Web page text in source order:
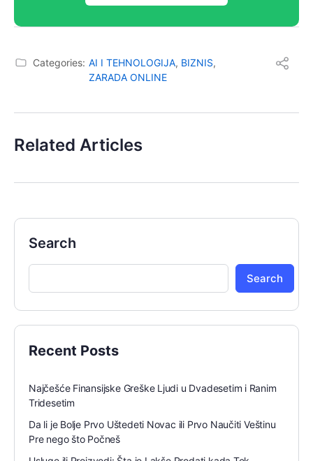
Categories: AI I TEHNOLOGIJA, BIZNIS,
ZARADA ONLINE
Related Articles
Search
Search
Recent Posts
Najčešće Finansijske Greške Ljudi u Dvadesetim i Ranim
Tridesetim
Da li je Bolje Prvo Uštedeti Novac ili Prvo Naučiti Veštinu
Pre nego što Počneš